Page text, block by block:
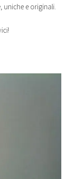
uniche e originali.